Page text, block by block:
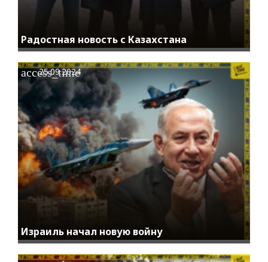
Радостная новость с Казахстана
Израиль начал новую войну
access_time
25.09.2024